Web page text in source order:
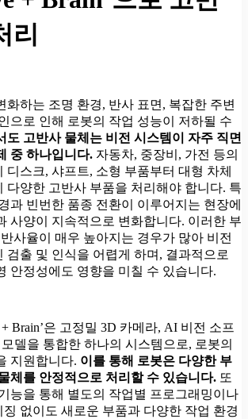
리
화하는 조명 환경, 반사 표면, 복잡한 주변
으로 인해 로봇의 작업 성능이 저하될 수
도 고반사 물체는 비전 시스템이 자주 직면
중 하나입니다. 자동차, 중장비, 가전 등의
디스크, 샤프트, 소형 부품부터 대형 차체
다양한 고반사 부품을 처리해야 합니다. 특
과 빈번한 품종 전환이 이루어지는 현장에
사양이 지속적으로 변화합니다. 이러한 부
사율이 매우 높아지는 경우가 많아 비전
검출 및 인식을 어렵게 하며, 결과적으로
안정성에도 영향을 미칠 수 있습니다.
+ Brain’은 고정밀 3D 카메라, AI 비전 소프
델을 통합한 하나의 시스템으로, 로봇의
지원합니다. 이를 통해 로봇은 다양한 부
체를 안정적으로 처리할 수 있습니다. 또
능을 통해 별도의 작업별 프로그래밍이나
없이도 새로운 부품과 다양한 작업 환경